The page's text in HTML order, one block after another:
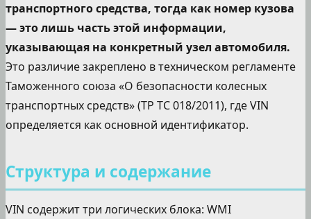
транспортного средства, тогда как номер кузова
— это лишь часть этой информации,
указывающая на конкретный узел автомобиля.
Это различие закреплено в техническом регламенте
Таможенного союза «О безопасности колесных
транспортных средств» (ТР ТС 018/2011), где VIN
определяется как основной идентификатор.
Структура и содержание
VIN содержит три логических блока: WMI